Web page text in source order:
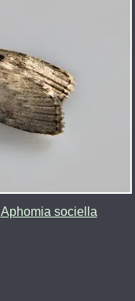
Aphomia sociella